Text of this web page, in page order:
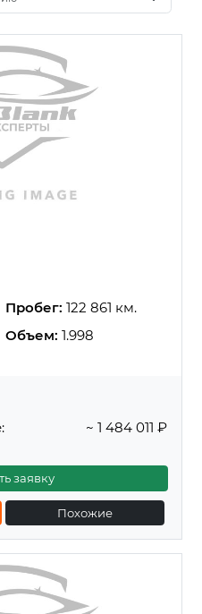
Пробег: 122 861 км.
Объем: 1.998
~ 1 484 011 ₽
заявку
Похожие